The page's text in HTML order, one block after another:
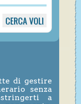
di gestire
senza
a